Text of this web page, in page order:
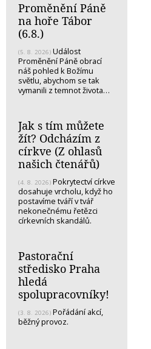
Proměnění Páně
na hoře Tábor
(6.8.)
(5. 8. 2026) Událost
Proměnění Páně obrací
náš pohled k Božímu
světlu, abychom se tak
vymanili z temnot života…
Jak s tím můžete
žít? Odcházím z
církve (Z ohlasů
našich čtenářů)
(4. 8. 2026) Pokrytectví církve
dosahuje vrcholu, když ho
postavíme tváří v tvář
nekonečnému řetězci
církevních skandálů.
Pastorační
středisko Praha
hledá
spolupracovníky!
(3. 8. 2026) Pořádání akcí,
běžný provoz.